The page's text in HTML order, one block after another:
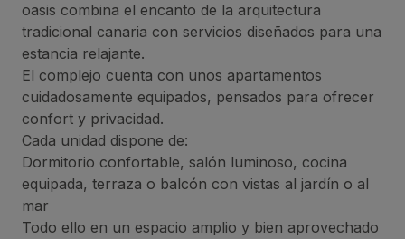
oasis combina el encanto de la arquitectura
tradicional canaria con servicios diseñados para una
estancia relajante.
El complejo cuenta con unos apartamentos
cuidadosamente equipados, pensados para ofrecer
confort y privacidad.
Cada unidad dispone de:
Dormitorio confortable, salón luminoso, cocina
equipada, terraza o balcón con vistas al jardín o al
mar
Todo ello en un espacio amplio y bien aprovechado